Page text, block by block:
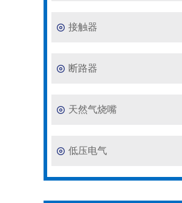
接触器
断路器
天然气烧嘴
低压电气